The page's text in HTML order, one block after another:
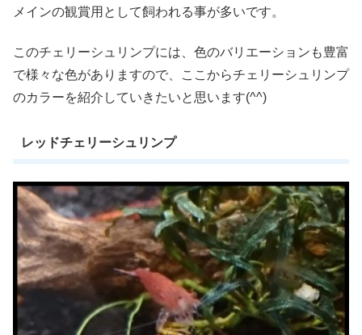
メインの観賞用として飼われる事が多いです。
このチェリーシュリンプには、色のバリエーションも豊富
で様々な色がありますので、ここからチェリーシュリンプ
のカラーを紹介していきたいと思います(^^)
レッドチェリーシュリンプ